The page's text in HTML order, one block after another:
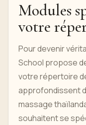
Modules
votre
Pour devenir
School propose
votre répertoire
approfondissent
massage
souhaitent se